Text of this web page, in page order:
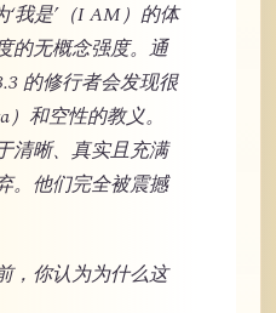
我是’（I AM）的体
的无概念强度。通
的修行者会发现很
和空性的教义。
清晰、真实且充满
。他们完全被震撼
，你认为为什么这